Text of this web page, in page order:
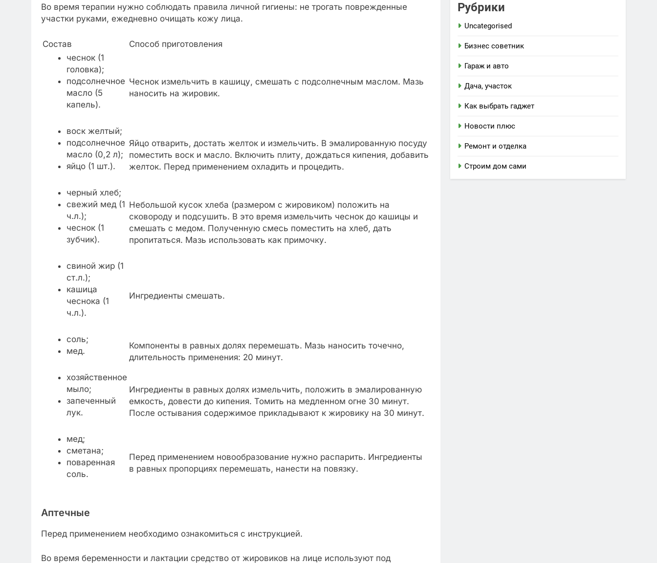
Во время терапии нужно соблюдать правила личной гигиены: не трогать поврежденные
участки руками, ежедневно очищать кожу лица.
Состав
Способ приготовления
чеснок (1
головка);
подсолнечное
масло (5
капель).
Чеснок измельчить в кашицу, смешать с подсолнечным маслом. Мазь
наносить на жировик.
воск желтый;
подсолнечное
масло (0,2 л);
яйцо (1 шт.).
Яйцо отварить, достать желток и измельчить. В эмалированную посуду
поместить воск и масло. Включить плиту, дождаться кипения, добавить
желток. Перед применением охладить и процедить.
черный хлеб;
свежий мед (1
ч.л.);
чеснок (1
зубчик).
Небольшой кусок хлеба (размером с жировиком) положить на
сковороду и подсушить. В это время измельчить чеснок до кашицы и
смешать с медом. Полученную смесь поместить на хлеб, дать
пропитаться. Мазь использовать как примочку.
свиной жир (1
ст.л.);
кашица
чеснока (1
ч.л.).
Ингредиенты смешать.
соль;
мед.
Компоненты в равных долях перемешать. Мазь наносить точечно,
длительность применения: 20 минут.
хозяйственное
мыло;
запеченный
лук.
Ингредиенты в равных долях измельчить, положить в эмалированную
емкость, довести до кипения. Томить на медленном огне 30 минут.
После остывания содержимое прикладывают к жировику на 30 минут.
мед;
сметана;
поваренная
соль.
Перед применением новообразование нужно распарить. Ингредиенты
в равных пропорциях перемешать, нанести на повязку.
Аптечные
Перед применением необходимо ознакомиться с инструкцией.
Во время беременности и лактации средство от жировиков на лице используют под
Рубрики
Uncategorised
Бизнес советник
Гараж и авто
Дача, участок
Как выбрать гаджет
Новости плюс
Ремонт и отделка
Строим дом сами